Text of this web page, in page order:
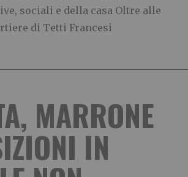
sociali e della casa Oltre alle
di Tetti Francesi
MARRONE
IN